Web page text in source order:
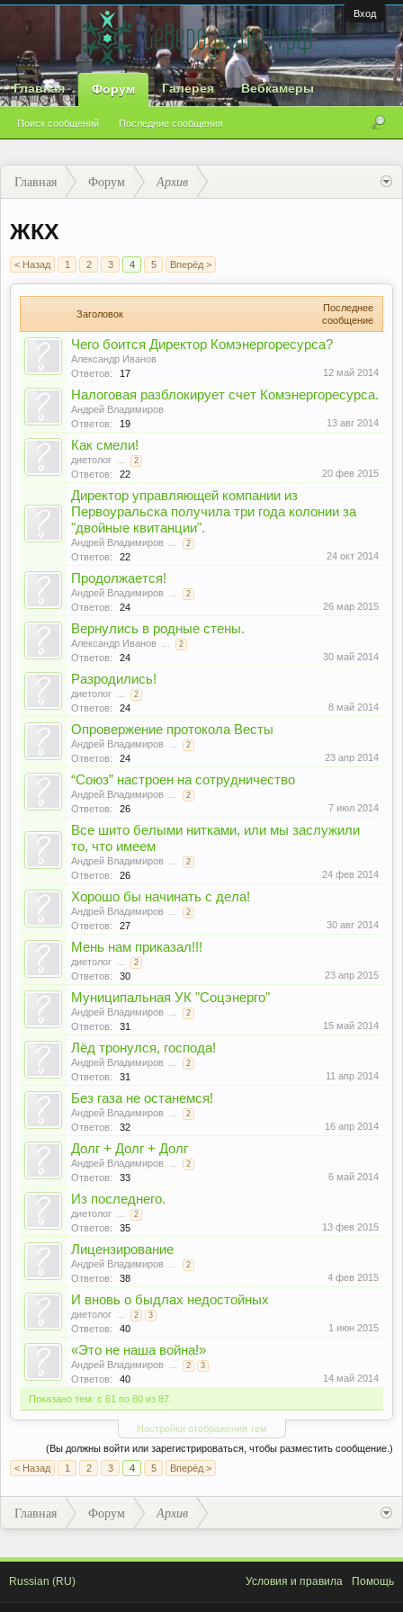
Вход
Главная Форум
Поиск сообщений Последние сообщения
Галерея Вебкамеры
Главная Форум Архив
ЖКХ
< Назад 1 2 3 4 5 Вперёд >
Заголовок
Последнее
сообщение
Чего боится Директор Комэнергоресурса?
Александр Иванов
Ответов:
17 12 май 2014
Налоговая разблокирует счет Комэнергоресурса.
Андрей Владимиров
Ответов:
19 13 авг 2014
Как смели!
диетолог ... 2
Ответов: 22 20 фев 2015
Директор управляющей компании из
Первоуральска получила три года колонии за
"двойные квитанции".
Андрей Владимиров ... 2
Ответов: 22 24 окт 2014
Продолжается!
Андрей Владимиров ... 2
Ответов: 24 26 мар 2015
Вернулись в родные стены.
Александр Иванов ... 2
Ответов: 24 30 май 2014
Разродились!
диетолог ... 2
Ответов: 24 8 май 2014
Опровержение протокола Весты
Андрей Владимиров ... 2
Ответов: 24 23 апр 2014
“Союз” настроен на сотрудничество
Андрей Владимиров ... 2
Ответов: 26 7 июл 2014
Все шито белыми нитками, или мы заслужили
то, что имеем
Андрей Владимиров ... 2
Ответов: 26 24 фев 2014
Хорошо бы начинать с дела!
Андрей Владимиров ... 2
Ответов: 27 30 авг 2014
Мень нам приказал!!!
диетолог ... 2
Ответов: 30 23 апр 2015
Муниципальная УК "Соцэнерго"
Андрей Владимиров ... 2
Ответов: 31 15 май 2014
Лёд тронулся, господа!
Андрей Владимиров ... 2
Ответов: 31 11 апр 2014
Без газа не останемся!
Андрей Владимиров ... 2
Ответов: 32 16 апр 2014
Долг + Долг + Долг
Андрей Владимиров ... 2
Ответов: 33 6 май 2014
Из последнего.
диетолог ... 2
Ответов: 35 13 фев 2015
Лицензирование
Андрей Владимиров ... 2
Ответов: 38 4 фев 2015
И вновь о быдлах недостойных
диетолог ... 2 3
Ответов: 40 1 июн 2015
«Это не наша война!»
Андрей Владимиров ... 2 3
Ответов: 40
14 май 2014
Показано тем: с 61 по 80 из 87.
Настройки отображения тем
(Вы должны войти или зарегистрироваться, чтобы разместить сообщение.)
< Назад
1 2 3 4 5 Вперёд >
Главная Форум Архив
Russian (RU) Условия и правила Помощь